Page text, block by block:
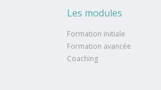
Les modules
Formation Initiale
Formation avancée
Coaching